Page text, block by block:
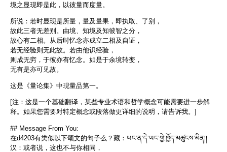
境之显现即是此，以彼量而度量。
所说：若时显现是所量，量及量果，即执取、了别，
故此三者无差别。由境、知境及知彼智之分，
故心有二相。从后时忆念亦成立二相及自证，
若无经验则无此故。若由他识经验，
则成无穷，于彼亦有忆念。如是于余境转变，
无有是亦可见故。
这是《量论集》中现量品第一。
[注：这是一个基础翻译，某些专业术语和哲学概念可能需要进一步解
释。如果您需要对特定概念或段落做更详细的说明，请告诉我。]
## Message From You:
在d4203有类似以下颂文的句子么？藏：ཡང་ན་དེ་ཡང་གྱེ་ཁྱོད་མཚུངས་མིན།།
汉：或者说，这也不与你相同，